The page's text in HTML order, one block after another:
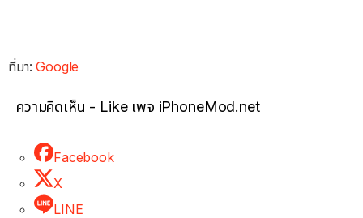
ที่มา:Google
ความคิดเห็น - Like เพจ iPhoneMod.net
Facebook
X
LINE